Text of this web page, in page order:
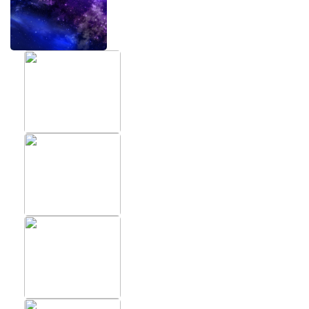
ХИТЫ
Фотообои в скандинавском
Фотообои супергерои